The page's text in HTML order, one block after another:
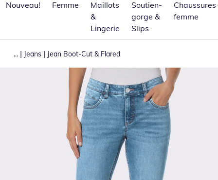
Nouveau!
Femme
Maillots
&
Lingerie
Soutien-
gorge &
Slips
Chaussures
femme
... | Jeans | Jean Boot-Cut & Flared